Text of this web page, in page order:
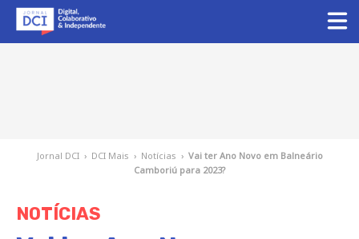
Jornal DCI › DCI Mais › Notícias › Vai ter Ano Novo em Balneário
Camboriú para 2023?
NOTÍCIAS